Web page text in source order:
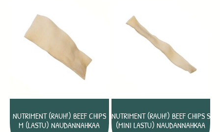
NUTRIMENT (RAUH!) BEEF CHIPS
M (LASTU) NAUDANNAHKAA
NUTRIMENT (RAUH!) BEEF CHIPS S
(MINI LASTU) NAUDANNAHKAA